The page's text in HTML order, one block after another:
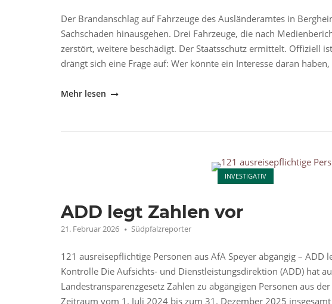
Der Brandanschlag auf Fahrzeuge des Ausländeramtes in
Sachschaden hinausgehen. Drei Fahrzeuge, die nach
zerstört, weitere beschädigt. Der Staatsschutz ermittelt. Offiziell
drängt sich eine Frage auf: Wer könnte ein Interesse daran
"Brandanschlag
Milieu?"
Mehr lesen
INVESTIGATIV
Open post
ADD legt Zahlen vor
21. Februar 2026 Südpfalzreporter
121 ausreisepflichtige Personen aus AfA Speyer abgängig –
Kontrolle Die Aufsichts- und Dienstleistungsdirektion (ADD) hat
Landestransparenzgesetz Zahlen zu abgängigen Personen aus
Zeitraum vom 1. Juli 2024 bis zum 31. Dezember 2025